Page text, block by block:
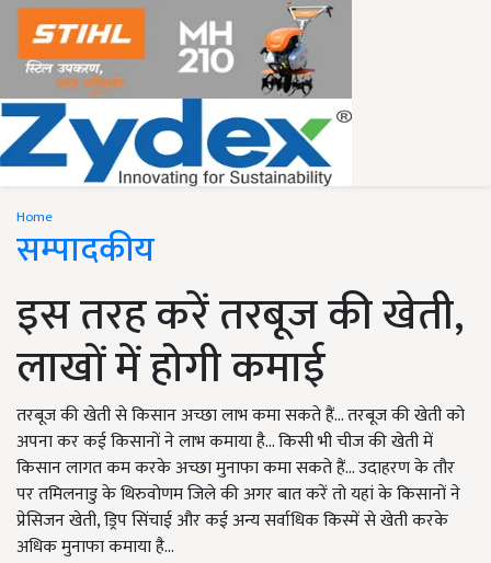
Home
सम्पादकीय
इस तरह करें तरबूज की खेती,
लाखों में होगी कमाई
तरबूज की खेती से किसान अच्छा लाभ कमा सकते हैं... तरबूज की खेती को
अपना कर कई किसानों ने लाभ कमाया है... किसी भी चीज की खेती में
किसान लागत कम करके अच्छा मुनाफा कमा सकते हैं... उदाहरण के तौर
पर तमिलनाडु के थिरुवोणम जिले की अगर बात करें तो यहां के किसानों ने
प्रेसिजन खेती, ड्रिप सिंचाई और कई अन्य सर्वाधिक किस्में से खेती करके
अधिक मुनाफा कमाया है...